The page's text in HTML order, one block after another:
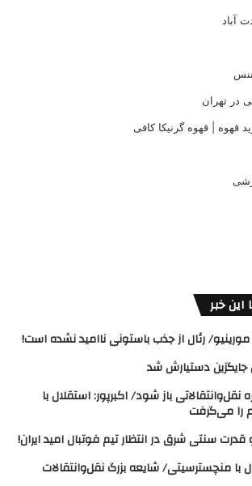
آباد
در تهران
قهوه | قهوه گرنیکا کافی
این خبر
رئال از جذب باستونی ناامید نشده است!
دستیارش شد
نقل‌وانتقالاتی باز شود/ اکبرپور: استقلال با
را می‌گرفت
سنتی شرق در انتظار تیم فوتبال امید ایران!
منچسترسیتی/ شایعه بزرگ نقل‌وانتقالات